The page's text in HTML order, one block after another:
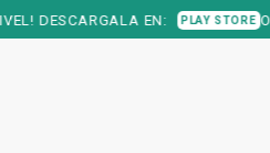
PLAY STORE O EN: APP STORE